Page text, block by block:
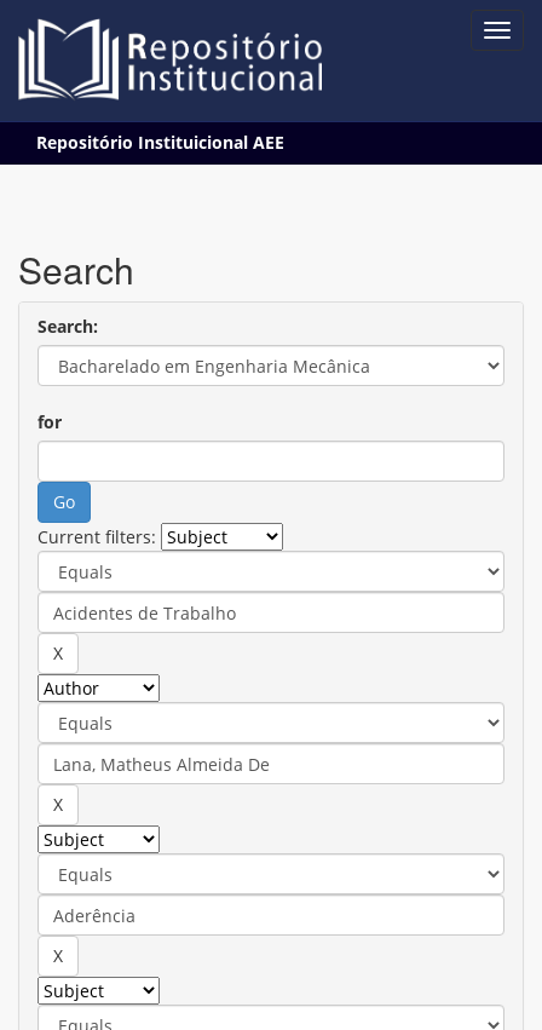
navigation
Repositório Instituicional AEE
Search
Search:
for
Current filters: